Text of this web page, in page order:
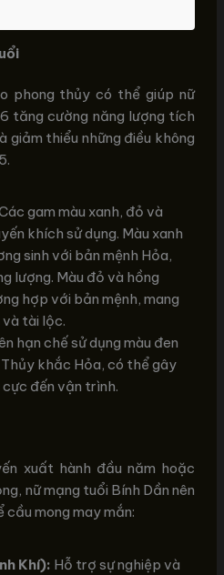
phong thủy có thể giúp nữ
tăng cường năng lượng tích
giảm thiểu những điều không
gam màu xanh, đỏ và
khích sử dụng. Màu xanh
sinh với bản mệnh Hỏa,
lượng. Màu đỏ và hồng
hợp với bản mệnh, mang
và tài lộc.
hạn chế sử dụng màu đen
khắc Hỏa, có thể gây
đến vận trình.
xuất hành đầu năm hoặc
nữ mạng tuổi Bính Dần nên
cầu mong may mắn:
Khí): Hỗ trợ sự nghiệp và